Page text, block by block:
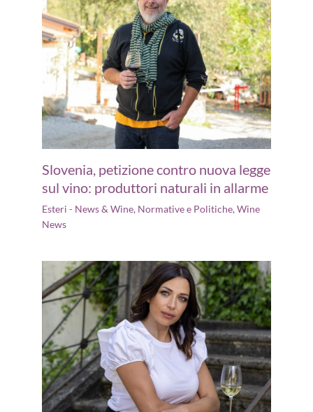
Slovenia, petizione contro nuova legge
sul vino: produttori naturali in allarme
Esteri - News & Wine, Normative e Politiche,Wine
News